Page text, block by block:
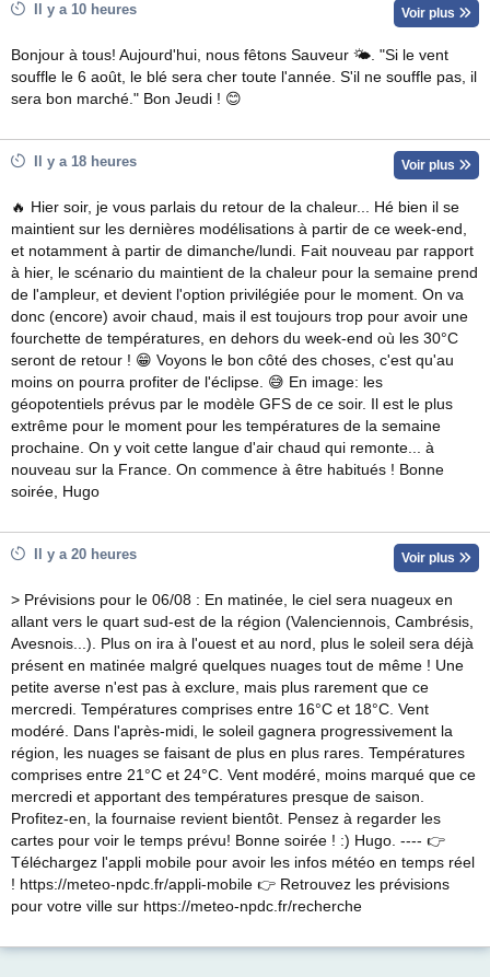
Il y a 10 heures Voir plus
Bonjour à tous! Aujourd'hui, nous fêtons Sauveur 🌤. "Si le vent
souffle le 6 août, le blé sera cher toute l'année. S'il ne souffle pas, il
sera bon marché." Bon Jeudi ! 😊
Il y a 18 heures Voir plus
🔥 Hier soir, je vous parlais du retour de la chaleur... Hé bien il se
maintient sur les dernières modélisations à partir de ce week-end,
et notamment à partir de dimanche/lundi. Fait nouveau par rapport
à hier, le scénario du maintient de la chaleur pour la semaine prend
de l'ampleur, et devient l'option privilégiée pour le moment. On va
donc (encore) avoir chaud, mais il est toujours trop pour avoir une
fourchette de températures, en dehors du week-end où les 30°C
seront de retour ! 😁 Voyons le bon côté des choses, c'est qu'au
moins on pourra profiter de l'éclipse. 😅 En image: les
géopotentiels prévus par le modèle GFS de ce soir. Il est le plus
extrême pour le moment pour les températures de la semaine
prochaine. On y voit cette langue d'air chaud qui remonte... à
nouveau sur la France. On commence à être habitués ! Bonne
soirée, Hugo
Il y a 20 heures Voir plus
> Prévisions pour le 06/08 : En matinée, le ciel sera nuageux en
allant vers le quart sud-est de la région (Valenciennois, Cambrésis,
Avesnois...). Plus on ira à l'ouest et au nord, plus le soleil sera déjà
présent en matinée malgré quelques nuages tout de même ! Une
petite averse n'est pas à exclure, mais plus rarement que ce
mercredi. Températures comprises entre 16°C et 18°C. Vent
modéré. Dans l'après-midi, le soleil gagnera progressivement la
région, les nuages se faisant de plus en plus rares. Températures
comprises entre 21°C et 24°C. Vent modéré, moins marqué que ce
mercredi et apportant des températures presque de saison.
Profitez-en, la fournaise revient bientôt. Pensez à regarder les
cartes pour voir le temps prévu! Bonne soirée ! :) Hugo. ---- 👉
Téléchargez l'appli mobile pour avoir les infos météo en temps réel
! https://meteo-npdc.fr/appli-mobile 👉 Retrouvez les prévisions
pour votre ville sur https://meteo-npdc.fr/recherche